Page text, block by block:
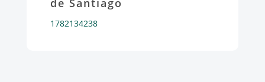
de Santiago
1782134238